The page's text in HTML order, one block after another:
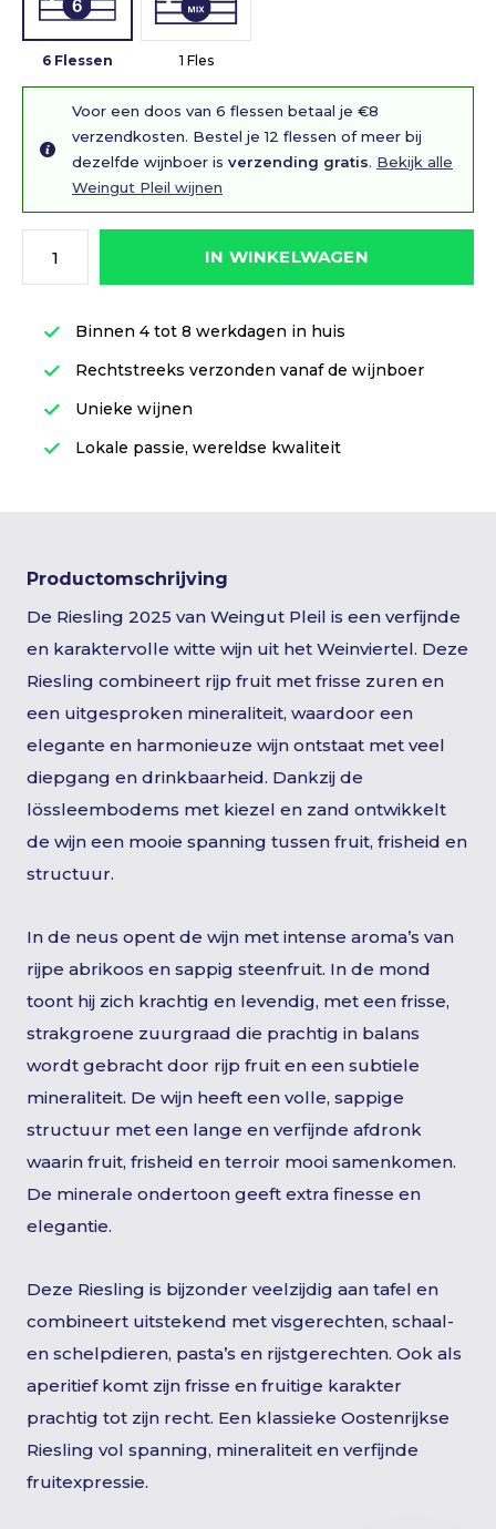
6 Flessen 1 Fles
Voor een doos van 6 flessen betaal je €8
verzendkosten. Bestel je 12 flessen of meer bij
dezelfde wijnboer is verzending gratis. Bekijk alle
Weingut Pleil wijnen
IN WINKELWAGEN
Binnen 4 tot 8 werkdagen in huis
Rechtstreeks verzonden vanaf de wijnboer
Unieke wijnen
Lokale passie, wereldse kwaliteit
Productomschrijving
De Riesling 2025 van Weingut Pleil is een verfijnde
en karaktervolle witte wijn uit het Weinviertel. Deze
Riesling combineert rijp fruit met frisse zuren en
een uitgesproken mineraliteit, waardoor een
elegante en harmonieuze wijn ontstaat met veel
diepgang en drinkbaarheid. Dankzij de
lössleembodems met kiezel en zand ontwikkelt
de wijn een mooie spanning tussen fruit, frisheid en
structuur.
In de neus opent de wijn met intense aroma’s van
rijpe abrikoos en sappig steenfruit. In de mond
toont hij zich krachtig en levendig, met een frisse,
strakgroene zuurgraad die prachtig in balans
wordt gebracht door rijp fruit en een subtiele
mineraliteit. De wijn heeft een volle, sappige
structuur met een lange en verfijnde afdronk
waarin fruit, frisheid en terroir mooi samenkomen.
De minerale ondertoon geeft extra finesse en
elegantie.
Deze Riesling is bijzonder veelzijdig aan tafel en
combineert uitstekend met visgerechten, schaal-
en schelpdieren, pasta’s en rijstgerechten. Ook als
aperitief komt zijn frisse en fruitige karakter
prachtig tot zijn recht. Een klassieke Oostenrijkse
Riesling vol spanning, mineraliteit en verfijnde
fruitexpressie.